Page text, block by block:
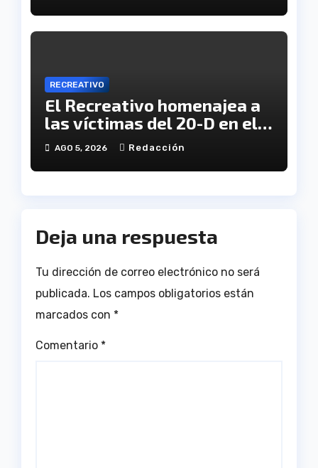
RECREATIVO
El Recreativo homenajea a
las víctimas del 20-D en el
XX aniversario de la
tragedia
AGO 5, 2026 Redacción
Deja una respuesta
Tu dirección de correo electrónico no será
publicada. Los campos obligatorios están
marcados con *
Comentario *